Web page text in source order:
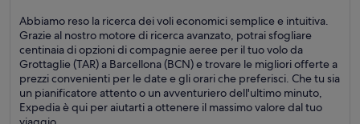
Abbiamo reso la ricerca dei voli economici semplice e intuitiva.
Grazie al nostro motore di ricerca avanzato, potrai sfogliare
centinaia di opzioni di compagnie aeree per il tuo volo da
Grottaglie (TAR) a Barcellona (BCN) e trovare le migliori offerte a
prezzi convenienti per le date e gli orari che preferisci. Che tu sia
un pianificatore attento o un avventuriero dell'ultimo minuto,
Expedia è qui per aiutarti a ottenere il massimo valore dal tuo